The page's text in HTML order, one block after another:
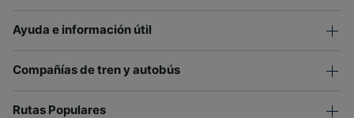
Ayuda e información útil
Compañías de tren y autobús
Rutas Populares